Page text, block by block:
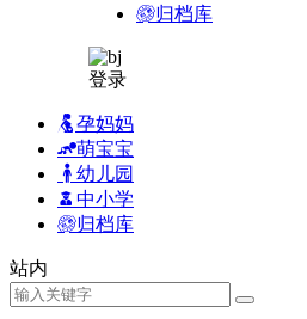
归档库
登录
孕妈妈
萌宝宝
幼儿园
中小学
归档库
站内